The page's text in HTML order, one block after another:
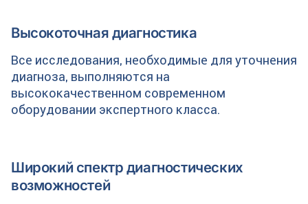
Высокоточная диагностика
Все исследования, необходимые для уточнения
диагноза, выполняются на
высококачественном современном
оборудовании экспертного класса.
Широкий спектр диагностических
возможностей